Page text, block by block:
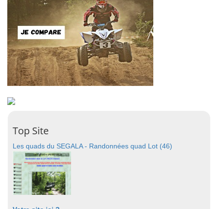
Top Site
Les quads du SEGALA - Randonnées quad Lot (46)